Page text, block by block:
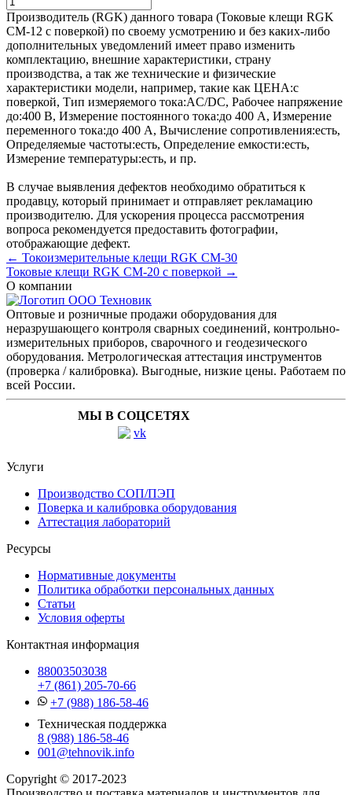
Производитель (RGK) данного товара (Токовые клещи RGK
CM-12 с поверкой) по своему усмотрению и без каких-либо
дополнительных уведомлений имеет право изменить
комплектацию, внешние характеристики, страну
производства, а так же технические и физические
характеристики модели, например, такие как ЦЕНА:с
поверкой, Тип измеряемого тока:AC/DC, Рабочее напряжение
до:400 В, Измерение постоянного тока:до 400 А, Измерение
переменного тока:до 400 А, Вычисление сопротивления:есть,
Определяемые частоты:есть, Определение емкости:есть,
Измерение температуры:есть, и пр.
В случае выявления дефектов необходимо обратиться к
продавцу, который принимает и отправляет рекламацию
производителю. Для ускорения процесса рассмотрения
вопроса рекомендуется предоставить фотографии,
отображающие дефект.
← Токоизмерительные клещи RGK CM-30
Токовые клещи RGK CM-20 с поверкой →
О компании
Оптовые и розничные продажи оборудования для
неразрушающего контроля сварных соединений, контрольно-
измерительных приборов, сварочного и геодезического
оборудования. Метрологическая аттестация инструментов
(проверка / калибровка). Выгодные, низкие цены. Работаем по
всей России.
МЫ В СОЦСЕТЯХ
Услуги
Производство СОП/ПЭП
Поверка и калибровка оборудования
Аттестация лабораторий
Ресурсы
Нормативные документы
Политика обработки персональных данных
Статьи
Условия оферты
Контактная информация
88003503038
+7 (861) 205-70-66
+7 (988) 186-58-46
Техническая поддержка
8 (988) 186-58-46
001@tehnovik.info
Copyright © 2017-2023